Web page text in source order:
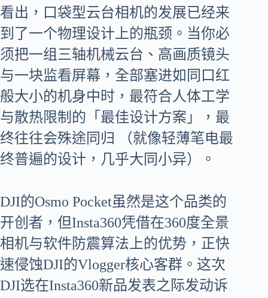
看出，口袋型云台相机的发展已经来
到了一个物理设计上的瓶颈。当你必
须把一组三轴机械云台、高画质镜头
与一块监看屏幕，全部塞进如同口红
般大小的机身中时，最符合人体工学
与散热限制的「最佳设计方案」，最
终往往会殊途同归 （就像轻薄笔电最
终普遍的设计，几乎大同小异）。
DJI的Osmo Pocket虽然是这个品类的
开创者，但Insta360凭借在360度全景
相机与软件防震算法上的优势，正快
速侵蚀DJI的Vlogger核心客群。这次
DJI选在Insta360新品发表之际发动诉